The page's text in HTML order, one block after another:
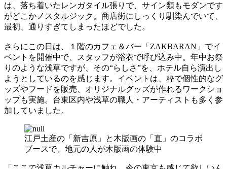
は、落ち着いたレンガタイル張りで、サイン類もモダンです
がどこかノスタルジック。商店街にしっくり馴染んでいて、
最初、通りすぎてしまったほどでした。
さらにこの日は、１階のカフェ＆バー「ZAKBARAN」でイ
ベントを開催中で、スタッフが浴衣で呼び込み中。年中お祭
りのような浅草ですが、その“らしさ”を、ホテル自ら演出し
ようとしているのを感じます。イベントは、粋で個性的なグ
ッズやフードを販売、オリジナルグッズが作れるワークショ
ップも実施。台東区内や浅草の職人・アーティストも多く参
加していました。
江戸土産の「新吉原」と木版画の「直」のコラボ
ブースで、地元の人が木版画の体験中